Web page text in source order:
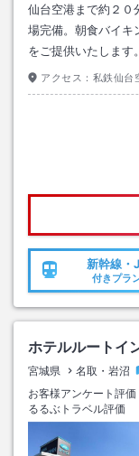
仙台空港まで約２０
場完備。朝食バイキ
をご提供いたします。
アクセス： 私鉄仙台
新幹線・
付きプラ
ホテルルートイ
宮城県 名取・岩沼
お客様アンケート評価
るるぶトラベル評価